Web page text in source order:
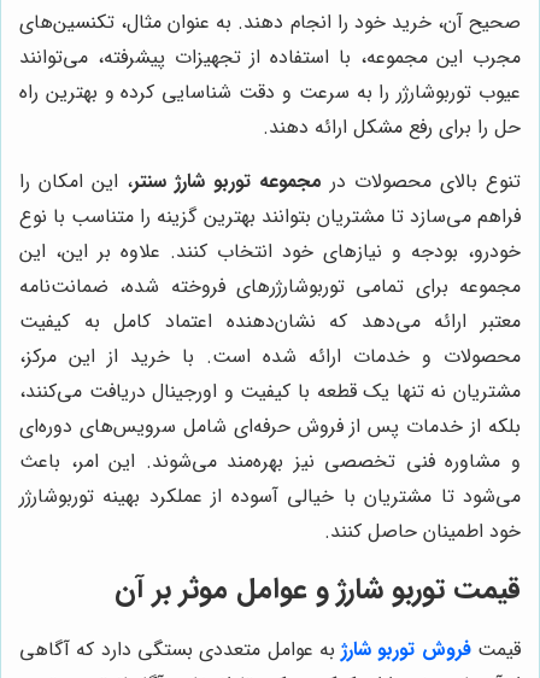
صحیح آن، خرید خود را انجام دهند. به عنوان مثال، تکنسین‌های
مجرب این مجموعه، با استفاده از تجهیزات پیشرفته، می‌توانند
عیوب توربوشارژر را به سرعت و دقت شناسایی کرده و بهترین راه
حل را برای رفع مشکل ارائه دهند.
تنوع بالای محصولات در مجموعه توربو شارژ سنتر، این امکان را
فراهم می‌سازد تا مشتریان بتوانند بهترین گزینه را متناسب با نوع
خودرو، بودجه و نیازهای خود انتخاب کنند. علاوه بر این، این
مجموعه برای تمامی توربوشارژرهای فروخته شده، ضمانت‌نامه
معتبر ارائه می‌دهد که نشان‌دهنده اعتماد کامل به کیفیت
محصولات و خدمات ارائه شده است. با خرید از این مرکز،
مشتریان نه تنها یک قطعه با کیفیت و اورجینال دریافت می‌کنند،
بلکه از خدمات پس از فروش حرفه‌ای شامل سرویس‌های دوره‌ای
و مشاوره فنی تخصصی نیز بهره‌مند می‌شوند. این امر، باعث
می‌شود تا مشتریان با خیالی آسوده از عملکرد بهینه توربوشارژر
خود اطمینان حاصل کنند.
قیمت توربو شارژ و عوامل موثر بر آن
قیمتفروش توربو شارژبه عوامل متعددی بستگی دارد که آگاهی